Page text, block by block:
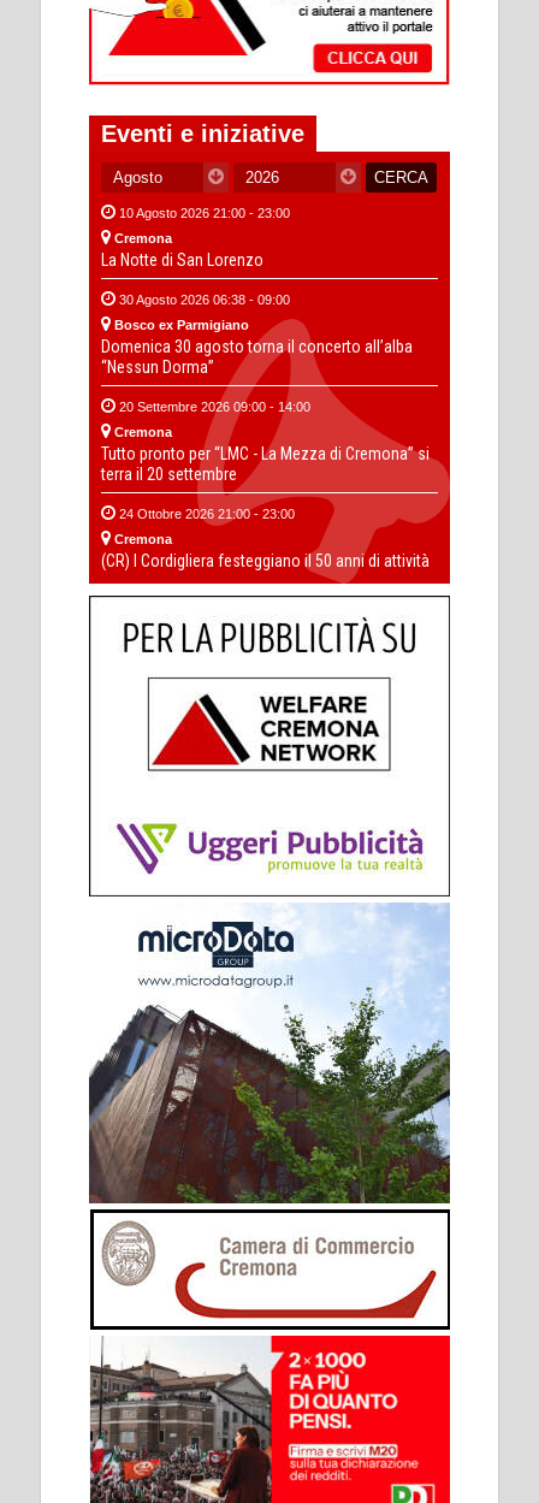
Eventi e iniziative
10 Agosto 2026 21:00 - 23:00
Cremona
La Notte di San Lorenzo
30 Agosto 2026 06:38 - 09:00
Bosco ex Parmigiano
Domenica 30 agosto torna il concerto all’alba
“Nessun Dorma”
20 Settembre 2026 09:00 - 14:00
Cremona
Tutto pronto per “LMC - La Mezza di Cremona” si
terra il 20 settembre
24 Ottobre 2026 21:00 - 23:00
Cremona
(CR) I Cordigliera festeggiano il 50 anni di attività